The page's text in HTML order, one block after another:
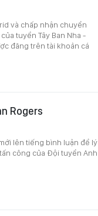
và chấp nhận chuyển
tuyển Tây Ban Nha -
đăng trên tài khoản cá
Rogers
lên tiếng bình luận để lý
công của Đội tuyển Anh